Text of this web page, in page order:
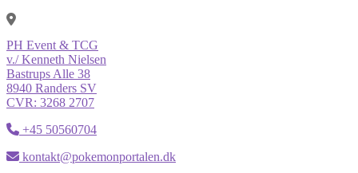
PH Event & TCG
v./ Kenneth Nielsen
Bastrups Alle 38
8940 Randers SV
CVR: 3268 2707
+45 50560704
kontakt@pokemonportalen.dk